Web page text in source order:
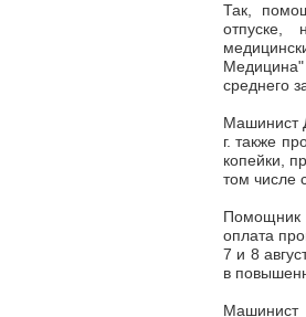
Так,
отпуске,
Медицина"
среднего
Машинист
г. также
копейки,
том числе
Помощник
оплата
7 и 8
в
Машинист